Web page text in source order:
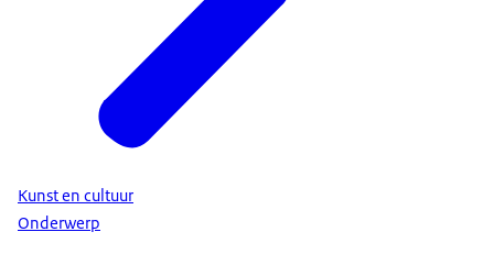
Kunst en cultuur
Onderwerp